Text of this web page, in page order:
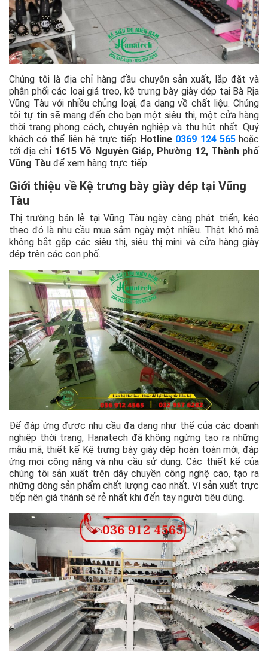
Chúng tôi là địa chỉ hàng đầu chuyên sản xuất, lắp đặt và
phân phối các loại giá treo, kệ trưng bày giày dép tại Bà Rịa
Vũng Tàu với nhiều chủng loại, đa dạng về chất liệu. Chúng
tôi tự tin sẽ mang đến cho bạn một siêu thị, một cửa hàng
thời trang phong cách, chuyên nghiệp và thu hút nhất. Quý
khách có thể liên hệ trực tiếp Hotline 0369 124 565hoặc
tới địa chỉ 1615 Võ Nguyên Giáp, Phường 12, Thành phố
Vũng Tàu để xem hàng trực tiếp.
Giới thiệu về Kệ trưng bày giày dép tại Vũng
Tàu
Thị trường bán lẻ tại Vũng Tàu ngày càng phát triển, kéo
theo đó là nhu cầu mua sắm ngày một nhiều. Thật khó mà
không bắt gặp các siêu thị, siêu thị mini và cửa hàng giày
dép trên các con phố.
Để đáp ứng được nhu cầu đa dạng như thế của các doanh
nghiệp thời trang, Hanatech đã không ngừng tạo ra những
mẫu mã, thiết kế Kệ trưng bày giày dép hoàn toàn mới, đáp
ứng mọi công năng và nhu cầu sử dụng. Các thiết kế của
chúng tôi sản xuất trên dây chuyền công nghệ cao, tạo ra
những dòng sản phẩm chất lượng cao nhất. Vì sản xuất trực
tiếp nên giá thành sẽ rẻ nhất khi đến tay người tiêu dùng.